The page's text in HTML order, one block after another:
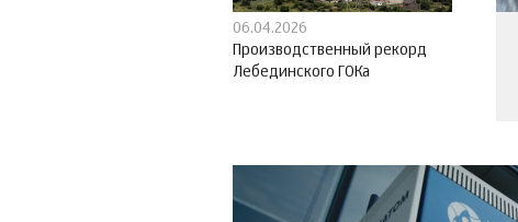
06.04.2026
Производственный рекорд
Лебединского ГОКа